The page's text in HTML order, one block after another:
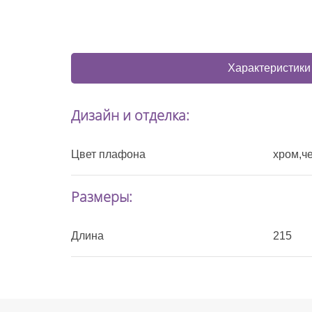
Характеристики
Дизайн и отделка:
Цвет плафона
Размеры:
Длина 215